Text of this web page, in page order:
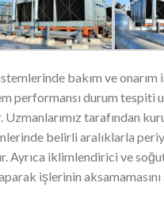
bakım ve onarım
performansı durum tespiti
Uzmanlarımız tarafından
belirli aralıklarla
Ayrıca iklimlendirici ve
işlerinin aksamamasını